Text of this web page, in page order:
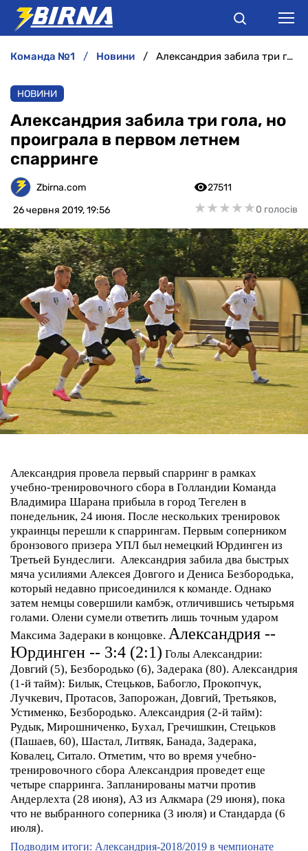
АНАЛІТИКА
ІНТЕРВ'Ю
РІЗНЕ
БУКМЕКЕРИ
команда №1 новини Александрия забила три гола, но проиграла в первом летнем спарринге
НОВИНИ
Александрия забила три гола, но
проиграла в первом летнем
спарринге
Zbirna.com
26 червня 2019, 19:56
27511
★★★★★
★★★★★0 голосів
Александрия провела первый спарринг в рамках
учебно-тренировочного сбора в Голландии Команда
Владимира Шарана прибыла в город Тегелен в
понедельник, 24 июня. После нескольких тренировок
украинцы перешли к спаррингам. Первым соперником
бронзового призера УПЛ был немецкий Юрдинген из
Третьей Бундеслиги. Александрия забила два быстрых
мяча усилиями Алексея Довгого и Дениса Безбородька,
который недавно присоединился к команде. Однако
затем немцы совершили камбэк, отличившись четырьмя
голами. Олени сумели ответить лишь точным ударом
Максима Задераки в концовке. Александрия --
Юрдинген -- 3:4 (2:1) Голы Александрии:
Довгий (5), Безбородько (6), Задерака (80). Александрия
(1-й тайм): Билык, Стецьков, Бабогло, Прокопчук,
Лучкевич, Протасов, Запорожан, Довгий, Третьяков,
Устименко, Безбородько. Александрия (2-й тайм):
Рудык, Мирошниченко, Бухал, Гречишкин, Стецьков
(Пашаев, 60), Шастал, Литвяк, Банада, Задерака,
Ковалец, Ситало. Отметим, что во время учебно-
тренировочного сбора Александрия проведет еще
четыре спарринга. Запланированы матчи против
Андерлехта (28 июня), АЗ из Алкмара (29 июня), пока
что не выбранного соперника (3 июля) и Стандарда (6
июля).
Подводим итоги: Александрия-2018/2019 в чемпионате